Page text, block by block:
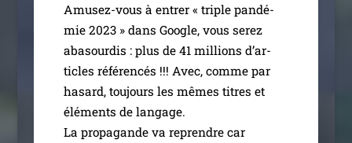
Amusez-vous à entrer « triple pan­dé­
mie 2023 » dans Google, vous serez
aba­sour­dis : plus de 41 mil­lions d’ar­
ticles réfé­ren­cés !!! Avec, comme par
hasard, tou­jours les mêmes titres et
élé­ments de lan­gage.
La pro­pa­gande va reprendre car